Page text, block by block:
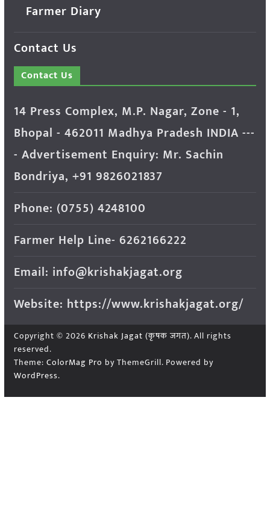
Farmer Diary
Contact Us
Contact Us
14 Press Complex, M.P. Nagar, Zone - 1,
Bhopal - 462011 Madhya Pradesh INDIA ---
- Advertisement Enquiry: Mr. Sachin
Bondriya, +91 9826021837
Phone: (0755) 4248100
Farmer Help Line- 6262166222
Email: info@krishakjagat.org
Website: https://www.krishakjagat.org/
Copyright © 2026 Krishak Jagat (कृषक जगत). All rights
reserved.
Theme: ColorMag Pro by ThemeGrill. Powered by
WordPress.